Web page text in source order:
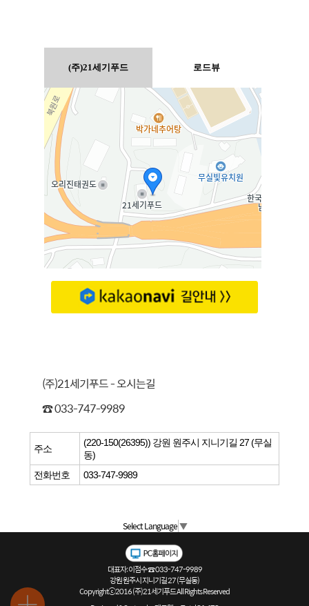
(주)21세기푸드 - 오시는길
☎ 033-747-9989
주소
(220-150(26395)) 강원 원주시 지니기길 27 (무실
동)
전화번호
033-747-9989
Select Language▼
대표자: 이점수 ☎ 033-747-9989
강원 원주시 지니기길 27 (무실동)
Copyrightⓒ2016 (주)21세기푸드 All Rights Reserved